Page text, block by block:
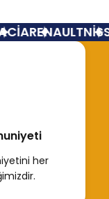
RENAULT
her